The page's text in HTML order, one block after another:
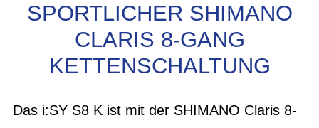
SPORTLICHER SHIMANO
CLARIS 8-GANG
KETTENSCHALTUNG
Das i:SY S8 K ist mit der SHIMANO Claris 8-